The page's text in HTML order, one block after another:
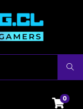
Buscar
0